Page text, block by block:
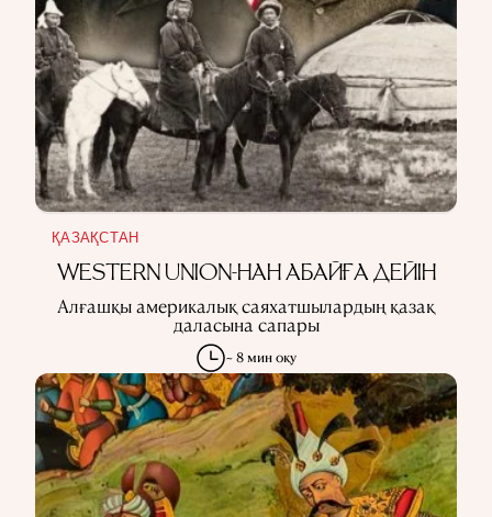
ҚАЗАҚСТАН
WESTERN UNION-НАН АБАЙҒА ДЕЙІН
Алғашқы америкалық саяхатшылардың қазақ
даласына сапары
~ 8 мин оқу